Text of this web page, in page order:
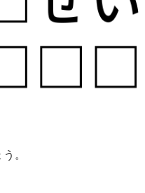
。